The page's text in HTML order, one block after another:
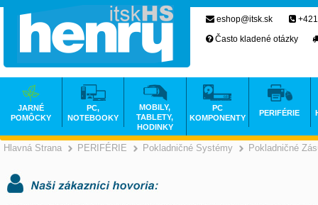
Hlavná Strana PERIFÉRIE Pokladničné Systémy Pokladničné
eshop@itsk.sk
Často kladené otázky
JARNÉ
POMÔCKY
PC,
NOTEBOOKY
MOBILY,
TABLETY,
HODINKY
PC
KOMPONENTY
PERIFÉRIE